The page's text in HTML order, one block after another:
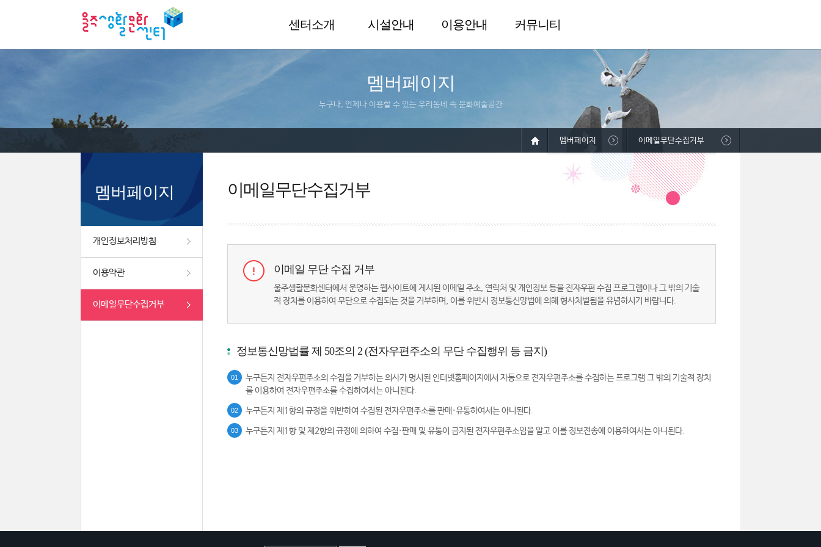
센터소개 시설안내 이용안내 커뮤니티
멤버페이지
누구나, 언제나 이용할 수 있는 우리동네 속 문화예술공간
멤버페이지
개인정보처리방침
이용약관
이메일무단수집거부
멤버페이지 이메일무단수집거부
이메일무단수집거부
이메일 무단 수집 거부
울주생활문화센터에서 운영하는 웹사이트에 게시된 이메일 주소, 연락처 및 개인정보 등을 전자우편 수집 프로그램이나 그 밖의 기술
적 장치를 이용하여 무단으로 수집되는 것을 거부하며, 이를 위반시 정보통신망법에 의해 형사처벌됨을 유념하시기 바랍니다.
정보통신망법률 제 50조의 2 (전자우편주소의 무단 수집행위 등 금지)
01
누구든지 전자우편주소의 수집을 거부하는 의사가 명시된 인터넷홈페이지에서 자동으로 전자우편주소를 수집하는 프로그램 그 밖의 기술적 장치
를 이용하여 전자우편주소를 수집하여서는 아니된다.
02 누구든지 제1항의 규정을 위반하여 수집된 전자우편주소를 판매·유통하여서는 아니된다.
03 누구든지 제1항 및 제2항의 규정에 의하여 수집·판매 및 유통이 금지된 전자우편주소임을 알고 이를 정보전송에 이용하여서는 아니된다.